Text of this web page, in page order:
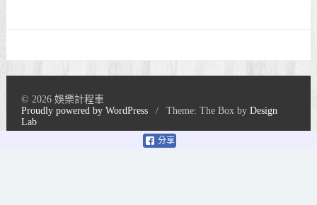
分享
© 2026 娛樂計程車
Proudly powered by WordPress
/ Theme: The Box byDesign
Lab